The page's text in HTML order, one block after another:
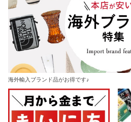
海外輸入ブランド品がお得です♪